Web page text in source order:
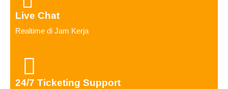
Live Chat
Realtime di Jam Kerja
24/7 Ticketing Support